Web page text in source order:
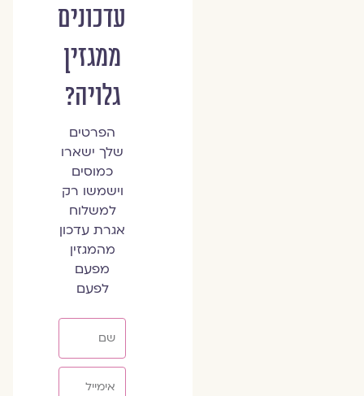
עדכונים
ממגזין
גלויה?
הפרטים
שלך ישארו
כמוסים
וישמשו רק
למשלוח
אגרת עדכון
מהמגזין
מפעם
לפעם